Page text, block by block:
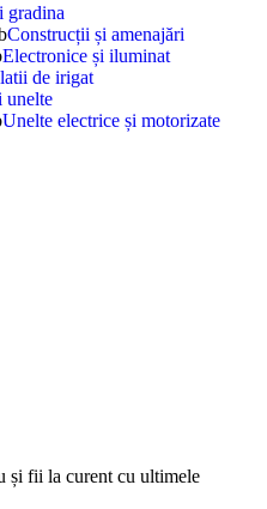
gradina
Construcții și amenajări
Electronice și iluminat
de irigat
unelte
Unelte electrice și motorizate
și fii la curent cu ultimele